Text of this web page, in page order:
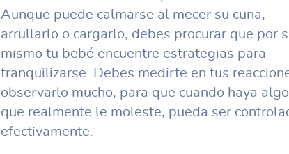
Aunque puede calmarse al mecer su cuna,
arrullarlo o cargarlo, debes procurar que por
mismo tu bebé encuentre estrategias para
tranquilizarse. Debes medirte en tus
observarlo mucho, para que cuando haya algo
que realmente le moleste, pueda ser
efectivamente.